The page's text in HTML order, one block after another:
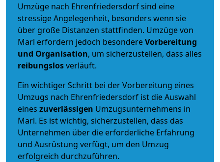
Umzüge nach Ehrenfriedersdorf sind eine
stressige Angelegenheit, besonders wenn sie
über große Distanzen stattfinden. Umzüge von
Marl erfordern jedoch besondereVorbereitung
und Organisation, um sicherzustellen, dass alles
reibungslosverläuft.
Ein wichtiger Schritt bei der Vorbereitung eines
Umzugs nach Ehrenfriedersdorf ist die Auswahl
eines zuverlässigen Umzugsunternehmens in
Marl. Es ist wichtig, sicherzustellen, dass das
Unternehmen über die erforderliche Erfahrung
und Ausrüstung verfügt, um den Umzug
erfolgreich durchzuführen.